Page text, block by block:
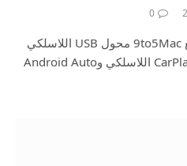
0
أشعر أنني محظوظ؟ يقدم موقع 9to5Mac محول USB اللاسلكي
Carlinkit 2air الجديد لإضافة CarPlay اللاسلكي وAndroid Auto